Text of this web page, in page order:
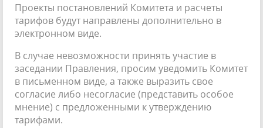
Проекты постановлений Комитета и расчеты
тарифов будут направлены дополнительно в
электронном виде.
В случае невозможности принять участие в
заседании Правления, просим уведомить Комитет
в письменном виде, а также выразить свое
согласие либо несогласие (представить особое
мнение) с предложенными к утверждению
тарифами.